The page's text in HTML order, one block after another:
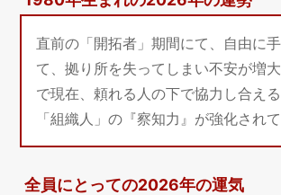
直前の「開拓者」期間にて、自由に
て、拠り所を失ってしまい不安が増
で現在、頼れる人の下で協力し合え
「組織人」の『察知力』が強化されて
全員にとっての2026年の運気